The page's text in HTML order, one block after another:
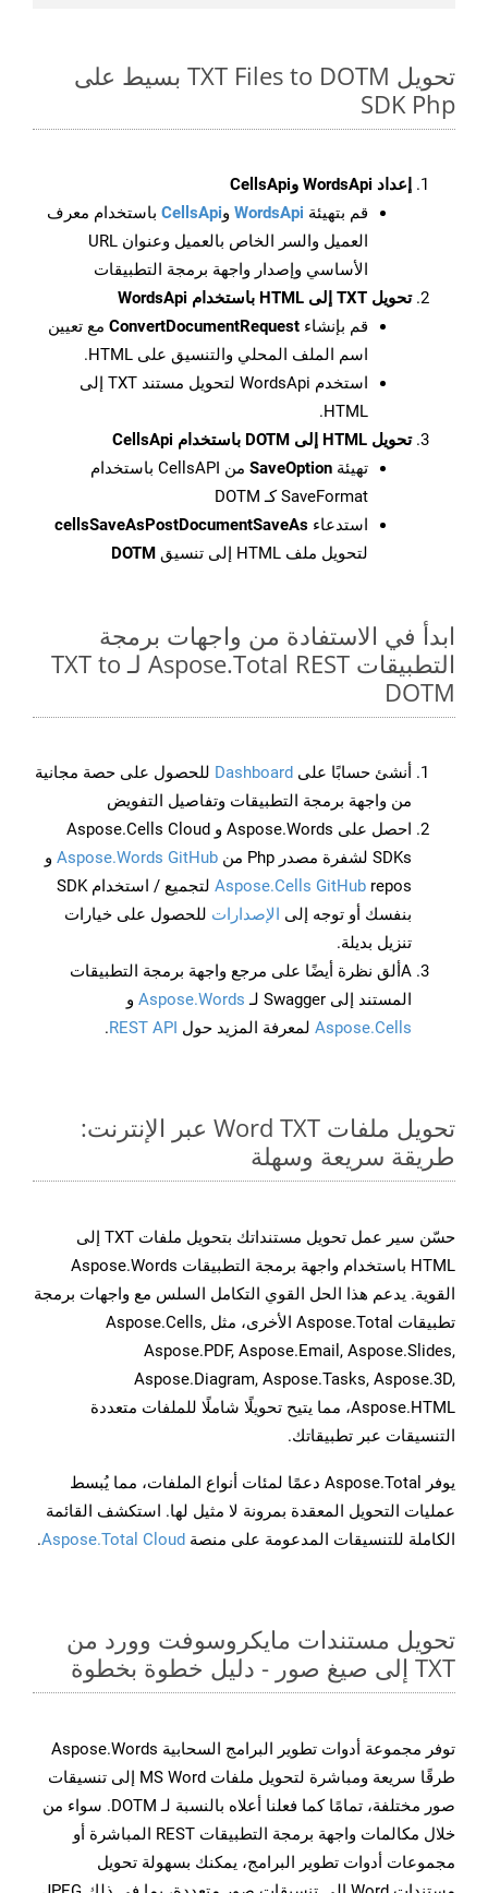
تحويل TXT Files to DOTM بسيط على
SDK Php
إعداد WordsApi وCellsApi
قم بتهيئة WordsApi وCellsApi باستخدام معرف
العميل والسر الخاص بالعميل وعنوان URL
الأساسي وإصدار واجهة برمجة التطبيقات
تحويل TXT إلى HTML باستخدام WordsApi
قم بإنشاء ConvertDocumentRequest مع تعيين
اسم الملف المحلي والتنسيق على HTML.
استخدم WordsApi لتحويل مستند TXT إلى
HTML.
تحويل HTML إلى DOTM باستخدام CellsApi
تهيئة SaveOption
من CellsAPI باستخدام
SaveFormat كـ DOTM
استدعاء cellsSaveAsPostDocumentSaveAs
لتحويل ملف HTML إلى تنسيق
DOTM
ابدأ في الاستفادة من واجهات برمجة
التطبيقات Aspose.Total REST لـ TXT to
DOTM
أنشئ حسابًا على Dashboard للحصول على حصة مجانية
من واجهة برمجة التطبيقات وتفاصيل التفويض
احصل على Aspose.Words و Aspose.Cells Cloud
SDKs لشفرة مصدر Php من
Aspose.Words GitHub و
Aspose.Cells GitHub
repos لتجميع / استخدام SDK
بنفسك أو توجه إلى الإصدارات للحصول على خيارات
تنزيل بديلة.
Aألق نظرة أيضًا على مرجع واجهة برمجة التطبيقات
المستند إلى Swagger لـ
Aspose.Words و
Aspose.Cells لمعرفة المزيد حول REST API
.
تحويل ملفات Word TXT عبر الإنترنت:
طريقة سريعة وسهلة
حسّن سير عمل تحويل مستنداتك بتحويل ملفات TXT إلى
HTML باستخدام واجهة برمجة التطبيقات Aspose.Words
القوية. يدعم هذا الحل القوي التكامل السلس مع واجهات برمجة
تطبيقات Aspose.Total الأخرى، مثل Aspose.Cells,
Aspose.PDF, Aspose.Email, Aspose.Slides,
Aspose.Diagram, Aspose.Tasks, Aspose.3D,
Aspose.HTML، مما يتيح تحويلًا شاملًا للملفات متعددة
التنسيقات عبر تطبيقاتك.
يوفر Aspose.Total دعمًا لمئات أنواع الملفات، مما يُبسط
عمليات التحويل المعقدة بمرونة لا مثيل لها. استكشف القائمة
الكاملة للتنسيقات المدعومة على منصة Aspose.Total Cloud
.
تحويل مستندات مايكروسوفت وورد من
TXT إلى صيغ صور - دليل خطوة بخطوة
توفر مجموعة أدوات تطوير البرامج السحابية Aspose.Words
طرقًا سريعة ومباشرة لتحويل ملفات MS Word إلى تنسيقات
صور مختلفة، تمامًا كما فعلنا أعلاه بالنسبة لـ DOTM. سواء من
خلال مكالمات واجهة برمجة التطبيقات REST المباشرة أو
مجموعات أدوات تطوير البرامج، يمكنك بسهولة تحويل